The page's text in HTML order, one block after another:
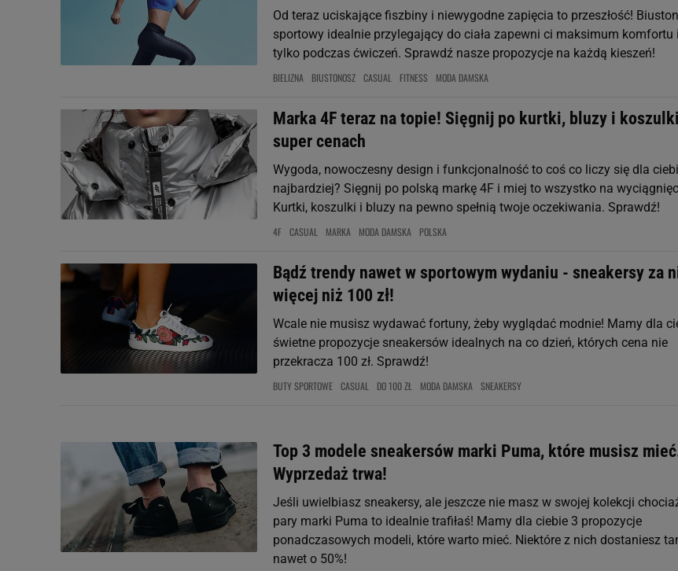
Od teraz uciskające fiszbiny i niewygodne zapięcia to przeszłość!
sportowy idealnie przylegający do ciała zapewni ci maksimum komfortu
tylko podczas ćwiczeń. Sprawdź nasze propozycje na każdą kieszeń!
BIELIZNA BIUSTONOSZ CASUAL FITNESS MODA DAMSKA
Marka 4F teraz na topie! Sięgnij po kurtki, bluzy i
super cenach
Wygoda, nowoczesny design i funkcjonalność to coś co liczy się dla
najbardziej? Sięgnij po polską markę 4F i miej to wszystko na
Kurtki, koszulki i bluzy na pewno spełnią twoje oczekiwania. Sprawdź!
4F CASUAL MARKA MODA DAMSKA POLSKA
Bądź trendy nawet w sportowym wydaniu - sneakersy za
więcej niż 100 zł!
Wcale nie musisz wydawać fortuny, żeby wyglądać modnie! Mamy dla
świetne propozycje sneakersów idealnych na co dzień, których cena nie
przekracza 100 zł. Sprawdź!
BUTY SPORTOWE CASUAL DO 100 ZŁ MODA DAMSKA SNEAKERSY
Top 3 modele sneakersów marki Puma, które musisz
Wyprzedaż trwa!
Jeśli uwielbiasz sneakersy, ale jeszcze nie masz w swojej kolekcji
pary marki Puma to idealnie trafiłaś! Mamy dla ciebie 3 propozycje
ponadczasowych modeli, które warto mieć. Niektóre z nich dostaniesz
nawet o 50%!
Przechowywanie informacji na urządzeniu lub dostęp do nich. Spersonalizowane reklamy i
badnie odbiorców i ulepszanie usług.
Lista Zaufanych Partnerów